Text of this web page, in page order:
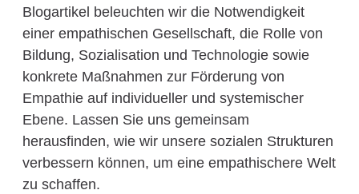
Blogartikel beleuchten wir die Notwendigkeit
einer empathischen Gesellschaft, die Rolle von
Bildung, Sozialisation und Technologie sowie
konkrete Maßnahmen zur Förderung von
Empathie auf individueller und systemischer
Ebene. Lassen Sie uns gemeinsam
herausfinden, wie wir unsere sozialen Strukturen
verbessern können, um eine empathischere Welt
zu schaffen.